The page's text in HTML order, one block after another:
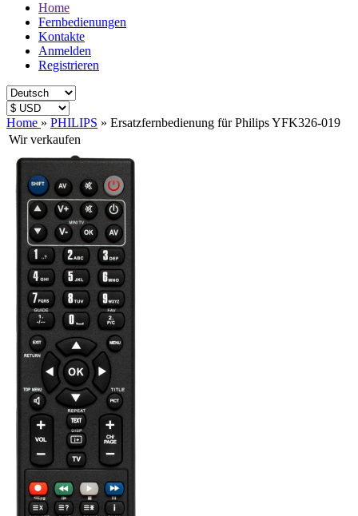
Home
Fernbedienungen
Kontakte
Anmelden
Registrieren
Home » PHILIPS » Ersatzfernbedienung für Philips YFK326-019
Wir verkaufen